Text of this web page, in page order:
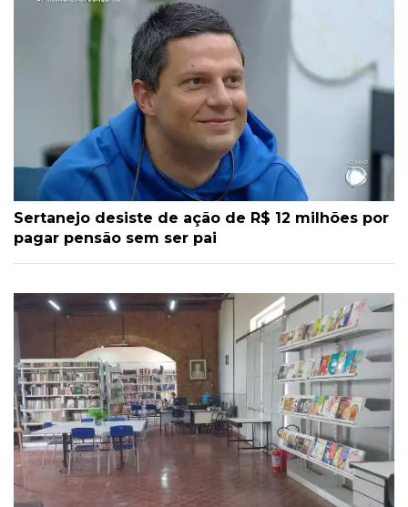
Sertanejo desiste de ação de R$ 12 milhões por
pagar pensão sem ser pai